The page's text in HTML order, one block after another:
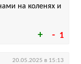
1
на коленях и
20.05.2025 в 15:13